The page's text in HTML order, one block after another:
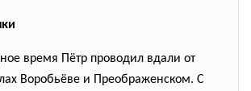
время Пётр проводил вдали от
Воробьёве и Преображенском. С